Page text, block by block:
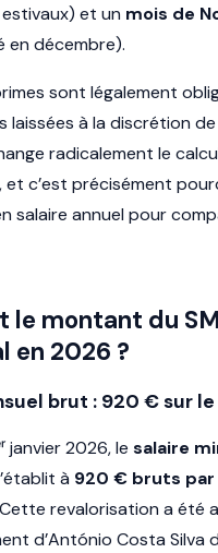
et un mois de
en décembre).
sont légalement
laissées à la discrétion de
radicalement le
et c’est précisément
salaire annuel pour
le montant du
en 2026 ?
brut : 920 € sur
janvier 2026, le salaire
à 920 € bruts par
revalorisation a été
d’António Costa Silva